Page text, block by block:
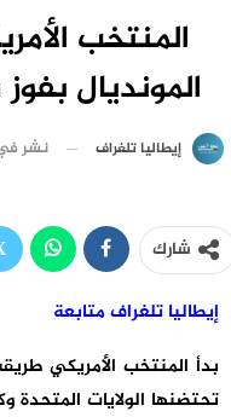
المنتخب
المونديال
إيطاليا تلغراف نشر
شارك
إيطاليا تلغراف متابعة
تحتضنها الولايات